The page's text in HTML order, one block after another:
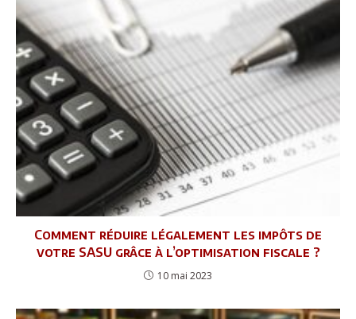
Comment réduire légalement les impôts de
votre SASU grâce à l’optimisation fiscale ?
10 mai 2023